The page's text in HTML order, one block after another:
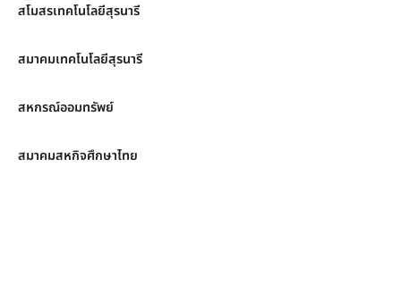
สโมสรเทคโนโลยีสุรนารี
สมาคมเทคโนโลยีสุรนารี
สหกรณ์ออมทรัพย์
สมาคมสหกิจศึกษาไทย